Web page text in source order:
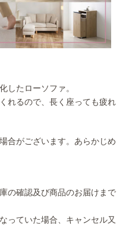
したローソファ。
れるので、長く座っても疲れ
合がございます。あらかじめ
の確認及び商品のお届けまで
っていた場合、キャンセル又